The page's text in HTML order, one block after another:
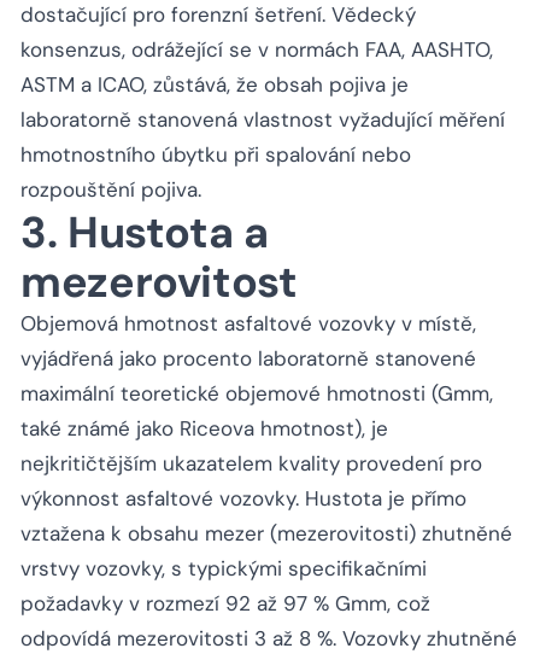
dostačující pro forenzní šetření. Vědecký
konsenzus, odrážející se v normách FAA, AASHTO,
ASTM a ICAO, zůstává, že obsah pojiva je
laboratorně stanovená vlastnost vyžadující měření
hmotnostního úbytku při spalování nebo
rozpouštění pojiva.
3. Hustota a
mezerovitost
Objemová hmotnost asfaltové vozovky v místě,
vyjádřená jako procento laboratorně stanovené
maximální teoretické objemové hmotnosti (Gmm,
také známé jako Riceova hmotnost), je
nejkritičtějším ukazatelem kvality provedení pro
výkonnost asfaltové vozovky. Hustota je přímo
vztažena k obsahu mezer (mezerovitosti) zhutněné
vrstvy vozovky, s typickými specifikačními
požadavky v rozmezí 92 až 97 % Gmm, což
odpovídá mezerovitosti 3 až 8 %. Vozovky zhutněné